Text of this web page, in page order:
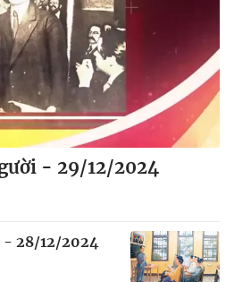
- 29/12/2024
- 28/12/2024